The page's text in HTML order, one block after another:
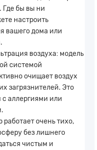
Где бы вы ни
настроить
вашего дома или
воздуха: модель
системой
очищает воздух
загрязнителей. Это
аллергиями или
очень тихо,
без лишнего
чистым и